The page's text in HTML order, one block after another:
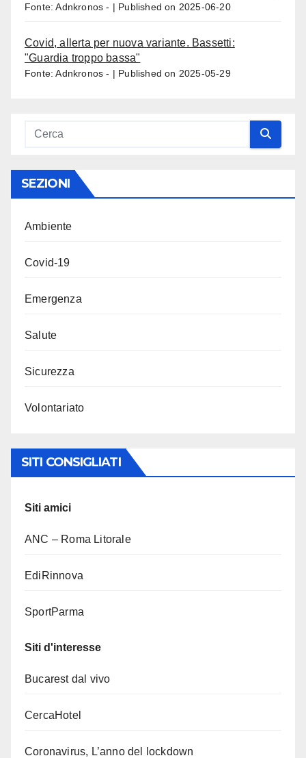
Fonte: Adnkronos - Published on 2025-06-20
Covid, allerta per nuova variante. Bassetti:
"Guardia troppo bassa"
Fonte: Adnkronos - Published on 2025-05-29
SEZIONI
Ambiente
Covid-19
Emergenza
Salute
Sicurezza
Volontariato
SITI CONSIGLIATI
Siti amici
ANC – Roma Litorale
EdiRinnova
SportParma
Siti d'interesse
Bucarest dal vivo
CercaHotel
Coronavirus, L’anno del lockdown